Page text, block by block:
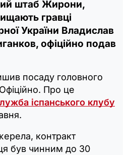
штаб Жирони,
гравці
України Владислав
офіційно подав
посаду головного
Про це
іспанського клубу
контракт
був чинним до 30